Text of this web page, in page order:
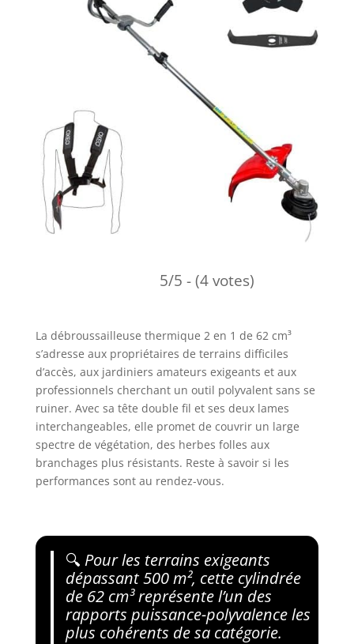
5/5 - (4 votes)
La débroussailleuse thermique 2 en 1 de 62 cm³
s’adresse aux propriétaires de terrains difficiles
d’accès, aux jardiniers amateurs exigeants et aux
professionnels cherchant un outil polyvalent sans se
ruiner. Avec sa tête double fil et ses deux lames
interchangeables, elle promet de couvrir un large
spectre de végétation, des herbes folles aux
branchages plus résistants. Reste à savoir si les
performances sont au rendez-vous.
🔍 Pour les terrains exigeants
dépassant 500 m², cette cylindrée
de 62 cm³ représente l’un des
rapports puissance-polyvalence les
plus cohérents de sa catégorie.